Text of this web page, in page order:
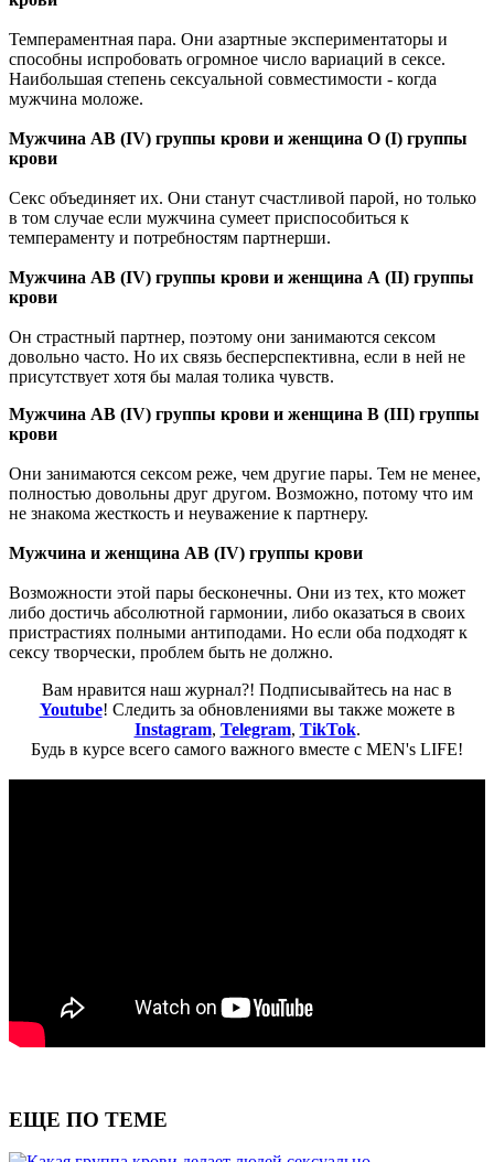
Темпераментная пара. Они азартные экспериментаторы и
способны испробовать огромное число вариаций в сексе.
Наибольшая степень сексуальной совместимости - когда
мужчина моложе.
Мужчина АВ (IV) группы крови и женщина О (I) группы
крови
Секс объединяет их. Они станут счастливой парой, но только
в том случае если мужчина сумеет приспособиться к
темпераменту и потребностям партнерши.
Мужчина АВ (IV) группы крови и женщина А (II) группы
крови
Он страстный партнер, поэтому они занимаются сексом
довольно часто. Но их связь бесперспективна, если в ней не
присутствует хотя бы малая толика чувств.
Мужчина АВ (IV) группы крови и женщина В (III) группы
крови
Они занимаются сексом реже, чем другие пары. Тем не менее,
полностью довольны друг другом. Возможно, потому что им
не знакома жесткость и неуважение к партнеру.
Мужчина и женщина АВ (IV) группы крови
Возможности этой пары бесконечны. Они из тех, кто может
либо достичь абсолютной гармонии, либо оказаться в своих
пристрастиях полными антиподами. Но если оба подходят к
сексу творчески, проблем быть не должно.
Вам нравится наш журнал?! Подписывайтесь на нас в
Youtube! Следить за обновлениями вы также можете в
Instagram, Telegram, TikTok.
Будь в курсе всего самого важного вместе с MEN's LIFE!
ЕЩЕ ПО ТЕМЕ